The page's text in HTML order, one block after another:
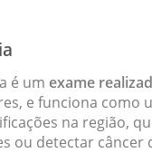
é um exame
e funciona como
na região,
ou detectar câncer